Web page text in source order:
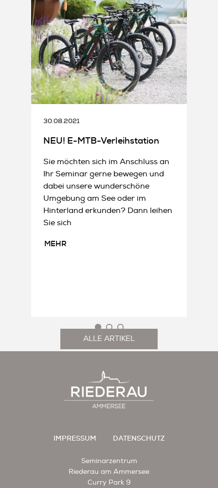
30.08.2021
NEU! E-MTB-Verleihstation
Sie möchten sich im Anschluss an
Ihr Seminar gerne bewegen und
dabei unsere wunderschöne
Umgebung am See oder im
Hinterland erkunden? Dann leihen
Sie sich
MEHR
ALLE ARTIKEL
IMPRESSUM DATENSCHUTZ
Seminarzentrum
Riederau am Ammersee
Curry Park 9